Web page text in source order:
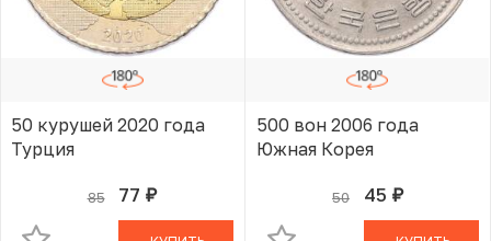
50 курушей 2020 года
Турция
85 77 руб.
В КОРЗИНЕ
500 вон 2006 года
Южная Корея
50 45 руб.
В КОРЗИНЕ